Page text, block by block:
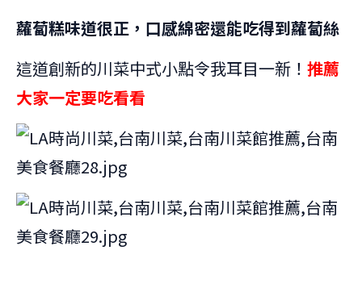
蘿蔔糕味道很正，口感綿密還能吃得到蘿蔔絲
這道創新的川菜中式小點令我耳目一新！ 推薦
大家一定要吃看看